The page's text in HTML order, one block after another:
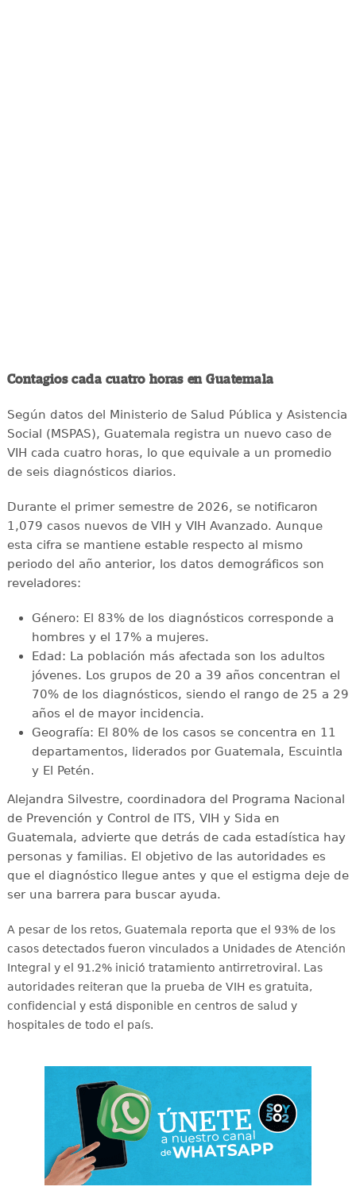
Contagios cada cuatro horas en Guatemala
Según datos del Ministerio de Salud Pública y Asistencia
Social (MSPAS), Guatemala registra un nuevo caso de
VIH cada cuatro horas, lo que equivale a un promedio
de seis diagnósticos diarios.
Durante el primer semestre de 2026, se notificaron
1,079 casos nuevos de VIH y VIH Avanzado. Aunque
esta cifra se mantiene estable respecto al mismo
periodo del año anterior, los datos demográficos son
reveladores:
Género: El 83% de los diagnósticos corresponde a
hombres y el 17% a mujeres.
Edad: La población más afectada son los adultos
jóvenes. Los grupos de 20 a 39 años concentran el
70% de los diagnósticos, siendo el rango de 25 a 29
años el de mayor incidencia.
Geografía: El 80% de los casos se concentra en 11
departamentos, liderados por Guatemala, Escuintla
y El Petén.
Alejandra Silvestre, coordinadora del Programa Nacional
de Prevención y Control de ITS, VIH y Sida en
Guatemala, advierte que detrás de cada estadística hay
personas y familias. El objetivo de las autoridades es
que el diagnóstico llegue antes y que el estigma deje de
ser una barrera para buscar ayuda.
A pesar de los retos, Guatemala reporta que el 93% de los
casos detectados fueron vinculados a Unidades de Atención
Integral y el 91.2% inició tratamiento antirretroviral . Las
autoridades reiteran que la prueba de VIH es gratuita,
confidencial y está disponible en centros de salud y
hospitales de todo el país.